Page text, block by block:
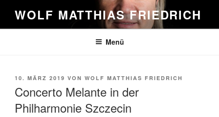
Inhalt
springen
WOLF MATTHIAS FRIEDRICH
Menü
VERÖFFENTLICHT
10. MÄRZ 2019 VON WOLF MATTHIAS FRIEDRICH
Concerto Melante in der
Philharmonie Szczecin